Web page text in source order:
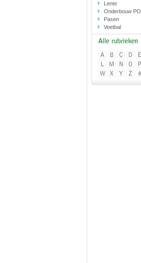
Lente
Onderbouw PO
Pasen
Voetbal